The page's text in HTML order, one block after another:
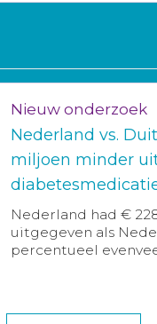
Nieuw onderzoek
Nederland vs.
miljoen minder
Nederland had €
uitgegeven als
percentueel